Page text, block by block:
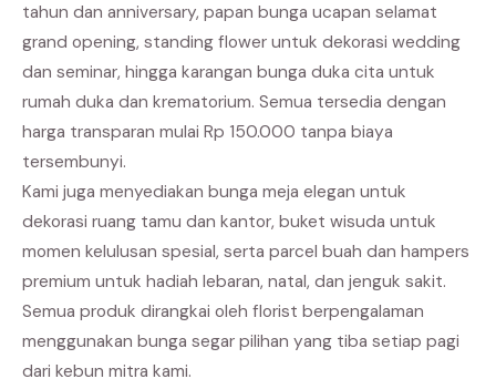
tahun dan anniversary, papan bunga ucapan selamat
grand opening, standing flower untuk dekorasi wedding
dan seminar, hingga karangan bunga duka cita untuk
rumah duka dan krematorium. Semua tersedia dengan
harga transparan mulai Rp 150.000 tanpa biaya
tersembunyi.
Kami juga menyediakan bunga meja elegan untuk
dekorasi ruang tamu dan kantor, buket wisuda untuk
momen kelulusan spesial, serta parcel buah dan hampers
premium untuk hadiah lebaran, natal, dan jenguk sakit.
Semua produk dirangkai oleh florist berpengalaman
menggunakan bunga segar pilihan yang tiba setiap pagi
dari kebun mitra kami.